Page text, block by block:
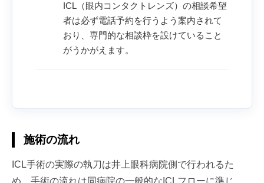
ICL（眼内コンタクトレンズ）の相談希望
者は必ず電話予約を行うよう案内されて
おり、専門的な相談枠を設けていること
がうかがえます。
施術の流れ
ICL手術の実際の執刀は井上眼科病院側で行われるた